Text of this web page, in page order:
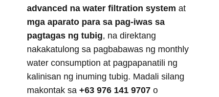
advanced na water filtration system at
mga aparato para sa pag-iwas sa
pagtagas ng tubig, na direktang
nakakatulong sa pagbabawas ng monthly
water consumption at pagpapanatili ng
kalinisan ng inuming tubig. Madali silang
makontak sa +63 976 141 9707 o